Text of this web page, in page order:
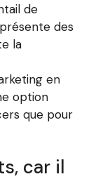
de
des
la
en
option
que pour
car il